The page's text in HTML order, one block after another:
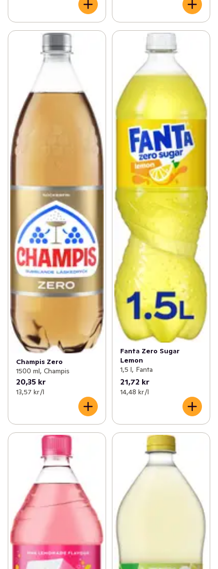
Champis Zero
1500 ml, Champis
20,35 kr
13,57 kr /l
Fanta Zero Sugar
Lemon
1,5 l, Fanta
21,72 kr
14,48 kr /l